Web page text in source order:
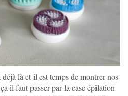
là et il est temps de montrer nos
il faut passer par la case épilation